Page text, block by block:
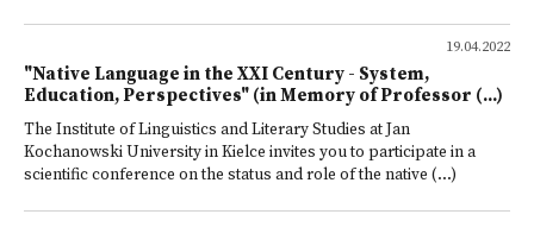
19.04.2022
"Native Language in the XXI Century - System,
Education, Perspectives" (in Memory of Professor (...)
The Institute of Linguistics and Literary Studies at Jan
Kochanowski University in Kielce invites you to participate in a
scientific conference on the status and role of the native (...)